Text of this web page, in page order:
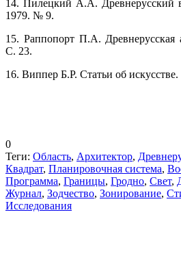
14. Пилецкий А.А. Древнерусский
1979. № 9.
15. Раппопорт П.А. Древнерусская
С. 23.
16. Виппер Б.Р. Статьи об
0
Теги: Область, Архитектор,
Квадрат, Планировочная система,
Программа, Границы, Гродно, Свет,
Журнал, Зодчество, Зонирование,
Исследования